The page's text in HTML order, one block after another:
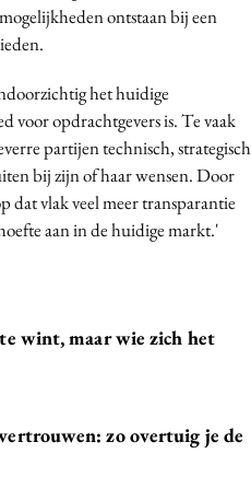
ontstaan bij een
het huidige
voor opdrachtgevers is. Te vaak
partijen technisch, strategisch
bij zijn of haar wensen. Door
dat vlak veel meer transparantie
aan in de huidige markt.'
wint, maar wie zich het
zo overtuig je de